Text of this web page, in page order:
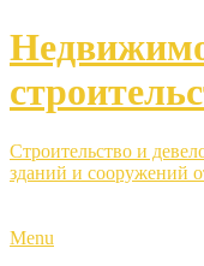
Строительство и
зданий и сооружений
Menu